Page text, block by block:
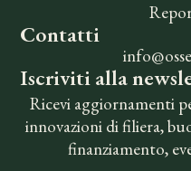
Contatti
Iscriviti alla
Ricevi aggiornamenti
innovazioni di filiera,
finanziamento,